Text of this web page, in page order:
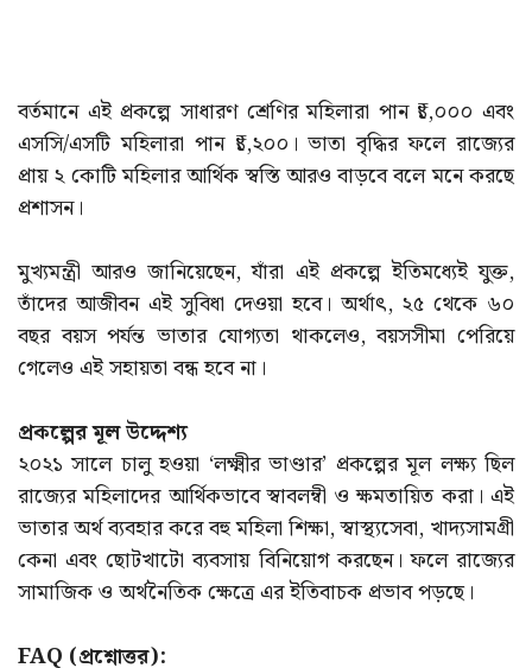
বর্তমানে এই প্রকল্পে সাধারণ শ্রেণির মহিলারা পান ₹১,০০০ এবং
এসসি/এসটি মহিলারা পান ₹১,২০০। ভাতা বৃদ্ধির ফলে রাজ্যের
প্রায় ২ কোটি মহিলার আর্থিক স্বস্তি আরও বাড়বে বলে মনে করছে
প্রশাসন।
মুখ্যমন্ত্রী আরও জানিয়েছেন, যাঁরা এই প্রকল্পে ইতিমধ্যেই যুক্ত,
তাঁদের আজীবন এই সুবিধা দেওয়া হবে। অর্থাৎ, ২৫ থেকে ৬০
বছর বয়স পর্যন্ত ভাতার যোগ্যতা থাকলেও, বয়সসীমা পেরিয়ে
গেলেও এই সহায়তা বন্ধ হবে না।
প্রকল্পের মূল উদ্দেশ্য
২০২১ সালে চালু হওয়া ‘লক্ষ্মীর ভাণ্ডার’ প্রকল্পের মূল লক্ষ্য ছিল
রাজ্যের মহিলাদের আর্থিকভাবে স্বাবলম্বী ও ক্ষমতায়িত করা। এই
ভাতার অর্থ ব্যবহার করে বহু মহিলা শিক্ষা, স্বাস্থ্যসেবা, খাদ্যসামগ্রী
কেনা এবং ছোটখাটো ব্যবসায় বিনিয়োগ করছেন। ফলে রাজ্যের
সামাজিক ও অর্থনৈতিক ক্ষেত্রে এর ইতিবাচক প্রভাব পড়ছে।
FAQ (প্রশ্নোত্তর):